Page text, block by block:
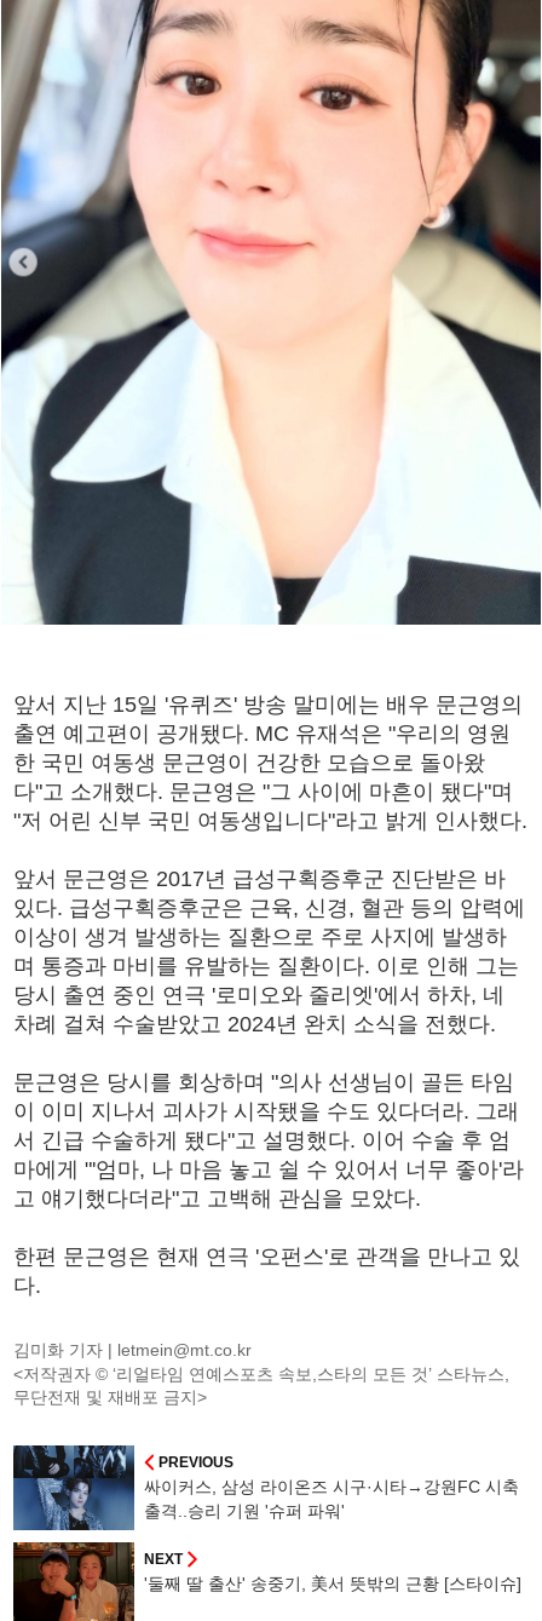
앞서 지난 15일 '유퀴즈' 방송 말미에는 배우 문근영의
출연 예고편이 공개됐다. MC 유재석은 "우리의 영원
한 국민 여동생 문근영이 건강한 모습으로 돌아왔
다"고 소개했다. 문근영은 "그 사이에 마흔이 됐다"며
"저 어린 신부 국민 여동생입니다"라고 밝게 인사했다.
앞서 문근영은 2017년 급성구획증후군 진단받은 바
있다. 급성구획증후군은 근육, 신경, 혈관 등의 압력에
이상이 생겨 발생하는 질환으로 주로 사지에 발생하
며 통증과 마비를 유발하는 질환이다. 이로 인해 그는
당시 출연 중인 연극 '로미오와 줄리엣'에서 하차, 네
차례 걸쳐 수술받았고 2024년 완치 소식을 전했다.
문근영은 당시를 회상하며 "의사 선생님이 골든 타임
이 이미 지나서 괴사가 시작됐을 수도 있다더라. 그래
서 긴급 수술하게 됐다"고 설명했다. 이어 수술 후 엄
마에게 "'엄마, 나 마음 놓고 쉴 수 있어서 너무 좋아'라
고 얘기했다더라"고 고백해 관심을 모았다.
한편 문근영은 현재 연극 '오펀스'로 관객을 만나고 있
다.
김미화 기자 | letmein@mt.co.kr
<저작권자 © ‘리얼타임 연예스포츠 속보,스타의 모든 것’ 스타뉴스,
무단전재 및 재배포 금지>
PREVIOUS
싸이커스, 삼성 라이온즈 시구·시타→강원FC 시축
출격..승리 기원 '슈퍼 파워'
NEXT
'둘째 딸 출산' 송중기, 美서 뜻밖의 근황 [스타이슈]